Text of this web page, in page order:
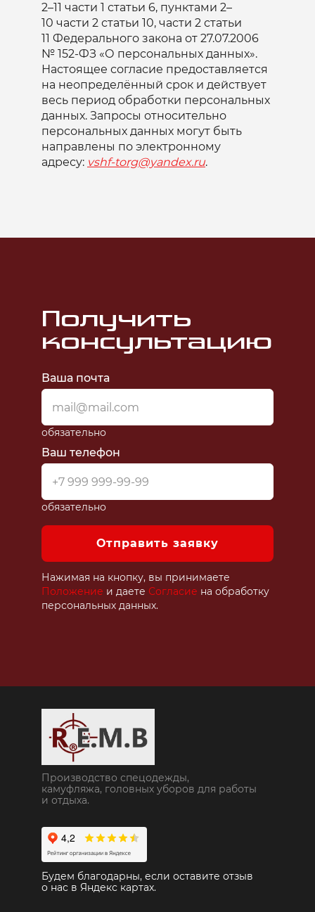
2–11 части 1 статьи 6, пунктами 2–
10 части 2 статьи 10, части 2 статьи
11 Федерального закона от 27.07.2006
№ 152-ФЗ «О персональных данных».
Настоящее согласие предоставляется
на неопределённый срок и действует
весь период обработки персональных
данных. Запросы относительно
персональных данных могут быть
направлены по электронному
адресу: vshf-torg@yandex.ru.
Получить
консультацию
Ваша почта
обязательно
Ваш телефон
обязательно
Отправить заявку
Нажимая на кнопку, вы принимаете
Положение и даете Согласие на обработку
персональных данных.
Производство спецодежды,
камуфляжа, головных уборов для работы
и отдыха.
Будем благодарны, если оставите отзыв
о нас в Яндекс картах.